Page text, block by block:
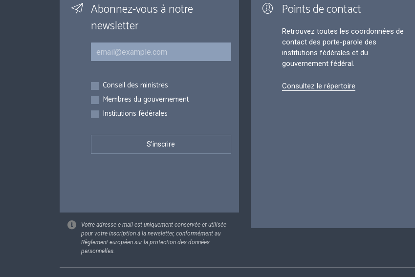
Abonnez-vous à notre
newsletter
Courriel
Inscriptions
Conseil des ministres
Membres du gouvernement
Institutions fédérales
Votre adresse e-mail est uniquement conservée et utilisée
pour votre inscription à la newsletter, conformément au
Règlement européen sur la protection des données
personnelles.
Points de contact
Retrouvez toutes les coordonnées de
contact des porte-parole des
institutions fédérales et du
gouvernement fédéral.
Consultez le répertoire